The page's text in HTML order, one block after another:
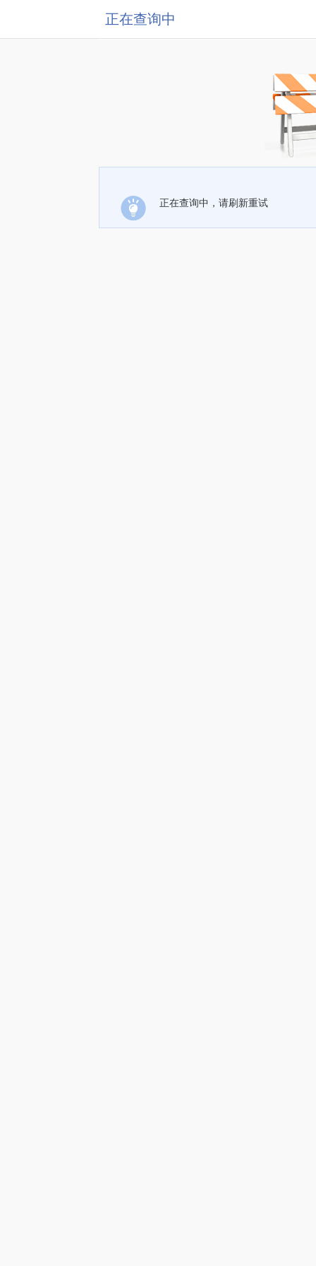
正在查询中
正在查询中，请刷新重试